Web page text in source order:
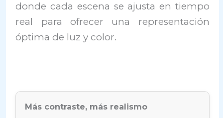
donde cada escena se ajusta en tiempo
real para ofrecer una representación
óptima de luz y color.
Más contraste, más realismo